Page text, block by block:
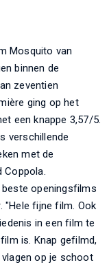
Mosquito van
binnen de
zeventien
ging op het
een knappe 3,57/5.
verschillende
met de
Coppola.
openingsfilms
"Hele fijne film. Ook
in een film te
is. Knap gefilmd,
op je schoot